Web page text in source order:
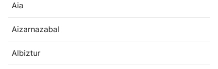
Aia
Aizarnazabal
Albiztur